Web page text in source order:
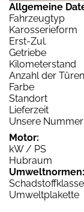
Allgemeine
Fahrzeugtyp
Karosserieform
Erst-Zul.
Getriebe
Kilometerstand
Anzahl der Türen
Farbe
Standort
Lieferzeit
Unsere Nummer
Motor:
kW / PS
Hubraum
Umweltnormen:
Schadstoffklasse
Umweltplakette